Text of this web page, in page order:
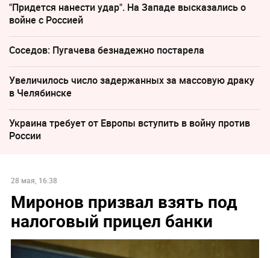
"Придется нанести удар". На Западе высказались о
войне с Россией
Соседов: Пугачева безнадежно постарела
Увеличилось число задержанных за массовую драку
в Челябинске
Украина требует от Европы вступить в войну против
России
28 мая, 16:38
Миронов призвал взять под
налоговый прицел банки